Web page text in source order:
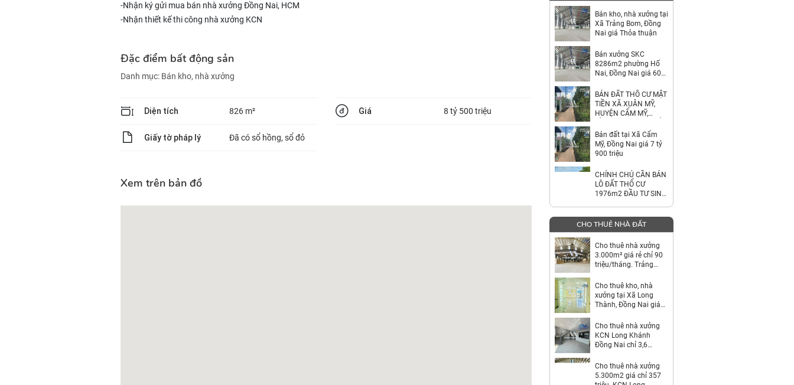
-Nhận ký gửi mua bán nhà xưởng Đồng Nai, HCM
-Nhận thiết kế thi công nhà xưởng KCN
Đặc điểm bất động sản
Danh mục: Bán kho, nhà xưởng
Diện tích 826 m² Giá 8 tỷ 500 triệu
Giấy tờ pháp lý Đã có sổ hồng, sổ đỏ
Xem trên bản đồ
Bán kho, nhà xưởng tại
Xã Trảng Bom, Đồng
Nai giá Thỏa thuận
Bán xưởng SKC
8286m2 phường Hố
Nai, Đồng Nai giá 60
BÁN ĐẤT THỔ CƯ MẶT
TIỀN XÃ XUÂN MỸ,
HUYỆN CẨM MỸ,
7,9 TỶ
Bán đất tại Xã Cẩm
Mỹ, Đồng Nai giá 7 tỷ
900 triệu
CHÍNH CHỦ CẦN BÁN
LÔ ĐẤT THỔ CƯ
1976m2 ĐẦU TƯ SINH
CHO THUÊ NHÀ ĐẤT
Cho thuê nhà xưởng
3.000m² giá rẻ chỉ 90
triệu/tháng. Trảng
Cho thuê kho, nhà
xưởng tại Xã Long
Thành, Đồng Nai giá
Cho thuê nhà xưởng
KCN Long Khánh
Đồng Nai chỉ 3,6
Cho thuê nhà xưởng
5.300m2 giá chỉ 357